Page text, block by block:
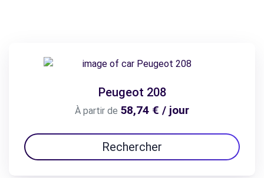
Peugeot 208
À partir de 58,74 € / jour
Rechercher